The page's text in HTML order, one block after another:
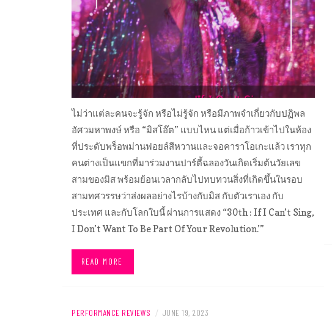
ไม่ว่าแต่ละคนจะรู้จัก หรือไม่รู้จัก หรือมีภาพจำเกี่ยวกับปฏิพล
อัศวมหาพงษ์ หรือ “มิสโอ๊ต” แบบไหน แต่เมื่อก้าวเข้าไปในห้อง
ที่ประดับพร็อพม่านฟอยล์สีหวานและจอคาราโอเกะแล้ว เราทุก
คนต่างเป็นแขกที่มาร่วมงานปาร์ตี้ฉลองวันเกิดเริ่มต้นวัยเลข
สามของมิส พร้อมย้อนเวลากลับไปทบทวนสิ่งที่เกิดขึ้นในรอบ
สามทศวรรษว่าส่งผลอย่างไรบ้างกับมิส กับตัวเราเอง กับ
ประเทศ และกับโลกใบนี้ ผ่านการแสดง “30th : If I Can’t Sing,
I Don’t Want To Be Part Of Your Revolution.’”
READ MORE
PERFORMANCE REVIEWS / JUNE 19, 2023